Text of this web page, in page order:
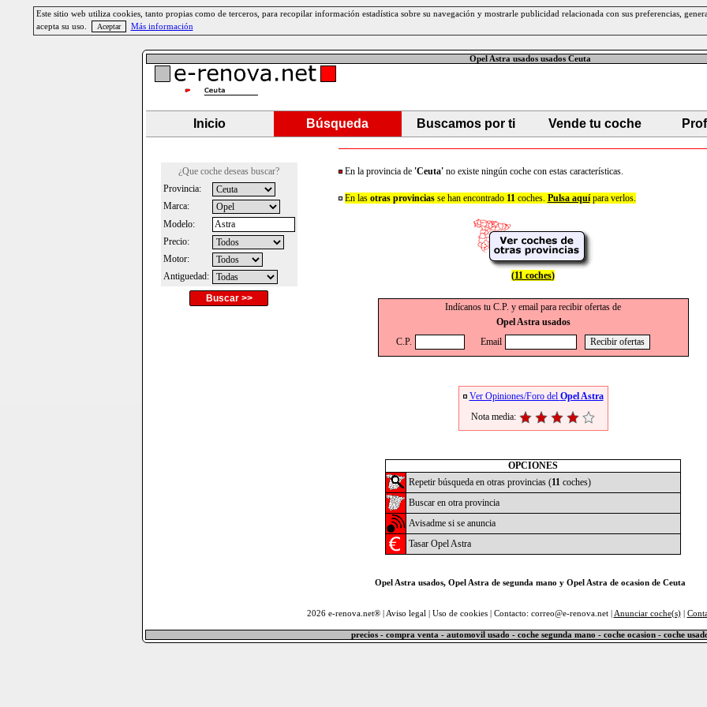
Este sitio web utiliza cookies, tanto propias como de terceros, para recopilar información estadística sobre su navegación y mostrarle publicidad relacionada con sus preferencias,
acepta su uso.
Más información
Opel Astra usados usados Ceuta
Inicio Búsqueda Buscamos por ti Vende tu coche
¿Que coche deseas buscar?
Provincia:
Marca:
Modelo:
Precio:
Motor:
Antiguedad:
Buscar >>
En la provincia de 'Ceuta'no existe ningún coche con estas características.
En las otras provinciasse han encontrado 11coches. Pulsa aquípara verlos.
(11 coches)
Indícanos tu C.P. y email para recibir ofertas de
Opel Astra usados
C.P.
Email
Ver Opiniones/Foro del Opel Astra
Nota media:
OPCIONES
Repetir búsqueda en otras provincias (11 coches)
Buscar en otra provincia
Avisadme si se anuncia
Tasar Opel Astra
Opel Astra usados, Opel Astra de segunda mano y Opel Astra de ocasion de Ceuta
2026 e-renova.net® | Aviso legal Uso de cookies| Contacto: correo@e-renova.net | Anunciar coche(s)|
precios - compra venta - automovil usado - coche segunda mano - coche ocasion - coche